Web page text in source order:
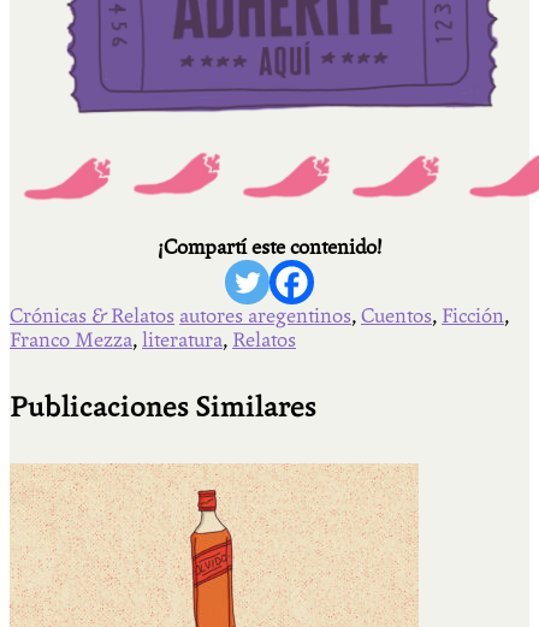
¡Compartí este contenido!
Crónicas & Relatos autores aregentinos, Cuentos, Ficción,
Franco Mezza, literatura, Relatos
Publicaciones Similares